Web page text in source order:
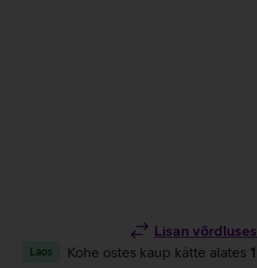
Lisan
Laos Kohe ostes kaup kätte alates